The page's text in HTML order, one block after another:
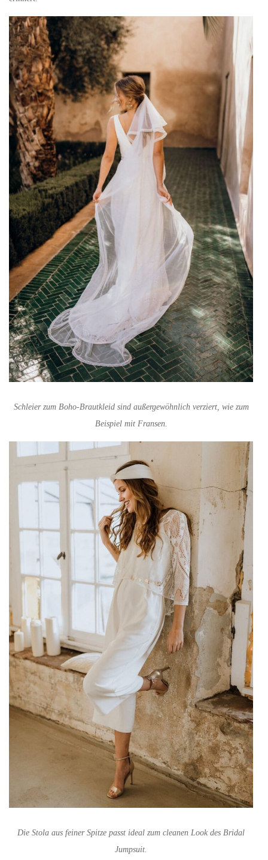
Schleier zum Boho-Brautkleid sind außergewöhnlich verziert, wie zum
Beispiel mit Fransen.
Die Stola aus feiner Spitze passt ideal zum cleanen Look des Bridal
Jumpsuit.